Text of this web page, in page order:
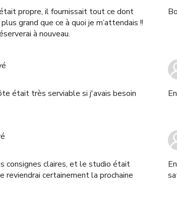
propre, il fournissait tout ce dont
grand que ce à quoi je m’attendais !!
à nouveau.
était très serviable si j'avais besoin
consignes claires, et le studio était
reviendrai certainement la prochaine